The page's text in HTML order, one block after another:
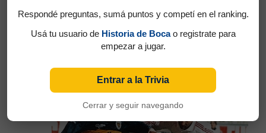
Boca 4 - River 1
Respondé preguntas, sumá puntos y competí en el ranking.
Usá tu usuario de Historia de Bocao registrate para
empezar a jugar.
Entrar a la Trivia
Cerrar y seguir navegando